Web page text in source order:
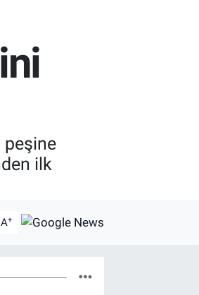
peşine
ilk
A+